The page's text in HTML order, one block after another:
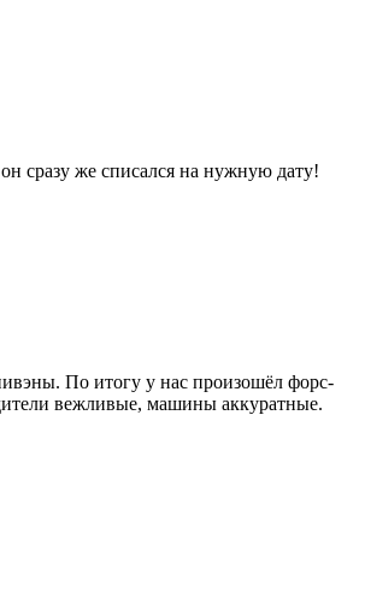
сразу же списался на нужную дату!
По итогу у нас произошёл форс-
вежливые, машины аккуратные.